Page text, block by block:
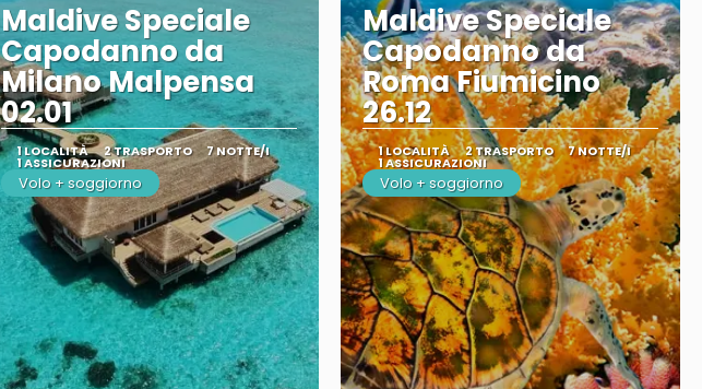
Maldive Speciale
Capodanno da
Milano Malpensa
02.01
1 LOCALITÀ 2 TRASPORTO 7 NOTTE/I
1 ASSICURAZIONI
Volo + soggiorno
Maldive Speciale
Capodanno da
Roma Fiumicino
26.12
1 LOCALITÀ 2 TRASPORTO 7 NOTTE/I
1 ASSICURAZIONI
Volo + soggiorno